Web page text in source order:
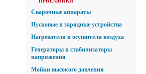
Сварочные аппараты
Пусковые и зарядные устройства
Нагреватели и осушители воздуха
Генераторы и стабилизаторы
напряжения
Мойки высокого давления